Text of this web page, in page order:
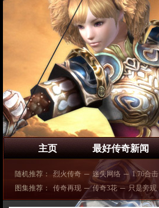
主页 最好传奇新闻
随机推荐： 烈火传奇 ─ 迷失网络 ─ 1.76合击
图集推荐：
传奇再现 ─ 传奇3花 ─ 只是旁观